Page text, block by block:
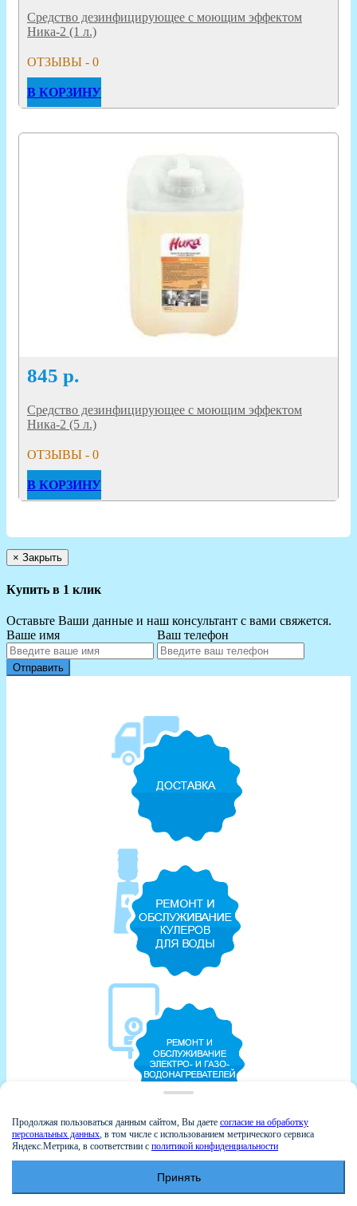
Средство дезинфицирующее с моющим эффектом
Ника-2 (1 л.)
ОТЗЫВЫ - 0
В КОРЗИНУ
845 р.
Средство дезинфицирующее с моющим эффектом
Ника-2 (5 л.)
ОТЗЫВЫ - 0
В КОРЗИНУ
× Закрыть
Купить в 1 клик
Оставьте Ваши данные и наш консультант с вами свяжется.
Ваше имя
Ваш телефон
Отправить
Продолжая пользоваться данным сайтом, Вы даете согласие на обработку
персональных данных, в том числе с использованием метрического сервиса
Яндекс.Метрика, в соответствии с политикой конфиденциальности
Принять